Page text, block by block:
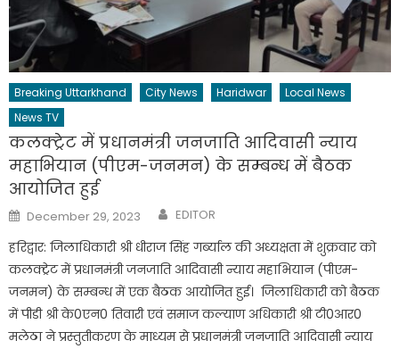
Breaking Uttarkhand City News Haridwar
Local News
News TV
कलक्ट्रेट में प्रधानमंत्री जनजाति आदिवासी न्याय
महाभियान (पीएम-जनमन) के सम्बन्ध में बैठक
आयोजित हुई
Posted
on
December 29, 2023 Author
EDITOR
हरिद्वार: जिलाधिकारी श्री धीराज सिंह गर्ब्याल की अध्यक्षता में शुक्रवार को
कलक्ट्रेट में प्रधानमंत्री जनजाति आदिवासी न्याय महाभियान (पीएम-
जनमन) के सम्बन्ध में एक बैठक आयोजित हुई। जिलाधिकारी को बैठक
में पीडी श्री के0एन0 तिवारी एवं समाज कल्याण अधिकारी श्री टी0आर0
मलेठा ने प्रस्तुतीकरण के माध्यम से प्रधानमंत्री जनजाति आदिवासी न्याय